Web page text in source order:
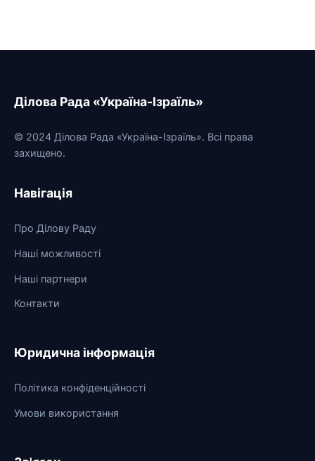
Ділова Рада «Україна-Ізраїль»
© 2024 Ділова Рада «Україна-Ізраїль». Всі права
захищено.
Навігація
Про Ділову Раду
Наші можливості
Наші партнери
Контакти
Юридична інформація
Політика конфіденційності
Умови використання